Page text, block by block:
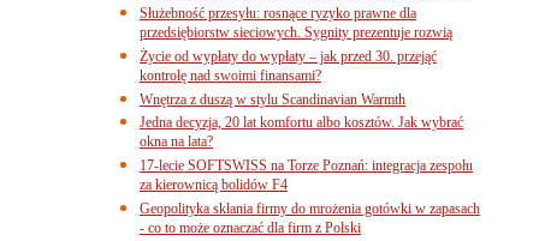
Służebność przesyłu: rosnące ryzyko prawne dla
przedsiębiorstw sieciowych. Sygnity prezentuje rozwią
Życie od wypłaty do wypłaty – jak przed 30. przejąć
kontrolę nad swoimi finansami?
Wnętrza z duszą w stylu Scandinavian Warmth
Jedna decyzja, 20 lat komfortu albo kosztów. Jak wybrać
okna na lata?
17-lecie SOFTSWISS na Torze Poznań: integracja zespołu
za kierownicą bolidów F4
Geopolityka skłania firmy do mrożenia gotówki w zapasach
- co to może oznaczać dla firm z Polski